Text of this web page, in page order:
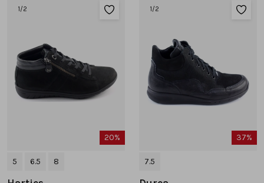
1 /2
20%
5 6.5 8
1 /2
37%
7.5